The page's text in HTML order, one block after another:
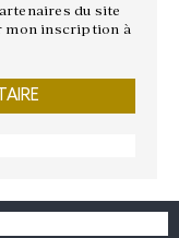
du site
mon inscription à